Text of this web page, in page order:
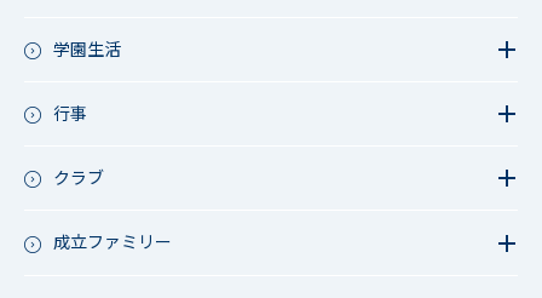
教育活動（高校）
アース・プロジェクト
学園生活
今日の1枚～ｸﾗｽ&ｸﾗﾌﾞ編～
行事
成立祭（文化祭）
クラブ
軟式野球
成立ファミリー